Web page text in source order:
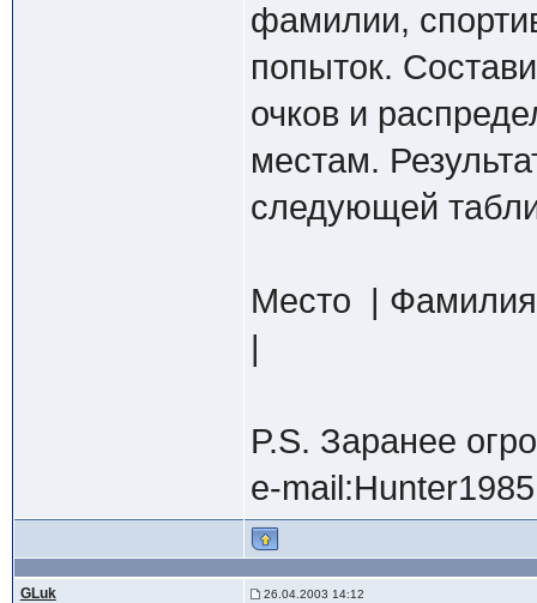
фамилии,
попыток.
очков и
местам.
следующей
Место |
|
P.S. Заранее
e-
GLuk 26.04.2003 14:12